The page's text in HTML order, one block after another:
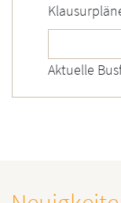
Aktuelle